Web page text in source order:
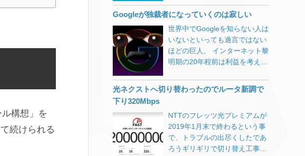
構想」を
続けられる
Windowsが起動しない Chrome
の不具合が改善されていない
Windows 10 バージョン
1709（RS3）で安泰？ 不具合
発生時は私もWindows 10 バー
ました。 1709用の更新プログ
ラムKB4134196のMicrosoft情
「このビルドには、KB4103731
のすべての機能強化が含まれて
います。」 これが原因かと思い
ましたが、KB4134196はそもそ
がたいして安くならなかった。
り、Dellなどと比べた場合はシ
ンクライアントとそれほど価格
差がなくなってきていました
が、最近ようやくパソコンの価
格が下げ止まったように見えま
す。 また最近はラズパイ
イズのパソコンとしてジワジワ
とユーザー層を拡大していて、
マニアの間では絶大な人気を誇
っています。 その中間チャネル
うWordPress 5.3のエラーにつ
いて。
Googleが独裁者になっていくのは寂しい
世界中でGoogleを知らない人は
いないといっても過言ではない
ほどの巨人。 インターネット黎
明期の20年程前は利益を考えな
力がありましたが、最近は大き
くなりすぎてしまった弊害が目
んでしょうか。 Googleの主要
サービス 検索エンジン 翻訳サ
ービス 地図サービス メールサ
ービス 広告サービス カレンダ
光ネクストへ切り替わったのでルータ新調で
下り320Mbps
NTTのフレッツ光プレミアムが
2019年1月末で終わるという事
で、トラブルの出尽くしたであ
ろうギリギリで切り替え工事を